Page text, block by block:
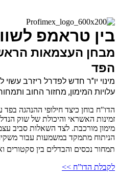
בין טראמפ
מבחן העצמאות
הפד
מינוי יו"ר חדש לפדרל ריזרב
עלויות המימון, מחזור החוב
הדו"ח בוחן כיצד חילופי ההנהגה
זמינות האשראי והיכולת של שוק
מימון מורכבת. לצד השאלות סביב
הניתוח מתמקד במשמעות עבור
תמחור נכסים והבדלים בין סקטורים
לקבלת הדו”ח >>